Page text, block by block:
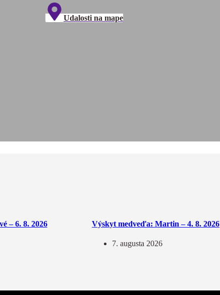
Udalosti na mape
– 6. 8. 2026 Výskyt medveďa: Martin – 4. 8. 2026
7. augusta 2026